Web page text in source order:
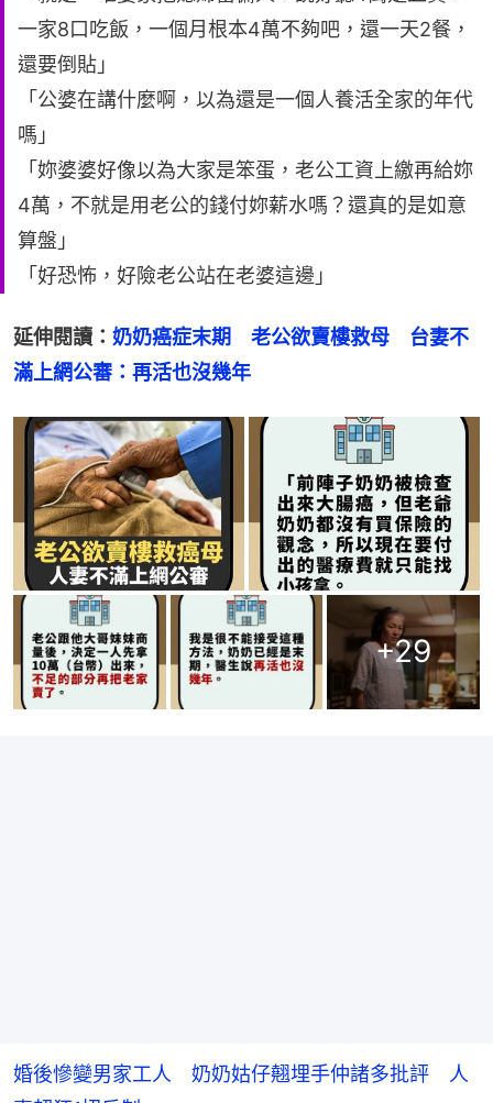
一家8口吃飯，一個月根本4萬不夠吧，還一天2餐，
還要倒貼」
「公婆在講什麼啊，以為還是一個人養活全家的年代
嗎」
「妳婆婆好像以為大家是笨蛋，老公工資上繳再給妳
4萬，不就是用老公的錢付妳薪水嗎？還真的是如意
算盤」
「好恐怖，好險老公站在老婆這邊」
延伸閱讀： 奶奶癌症末期　老公欲賣樓救母　台妻不
滿上網公審：再活也沒幾年
+29
婚後慘變男家工人 奶奶姑仔翹埋手仲諸多批評 人